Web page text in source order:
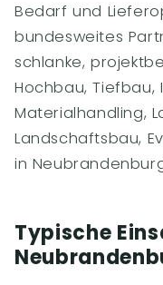
Bedarf und
bundesweites
schlanke,
Hochbau, Tiefbau,
Materialhandling,
Landschaftsbau,
in
Typische